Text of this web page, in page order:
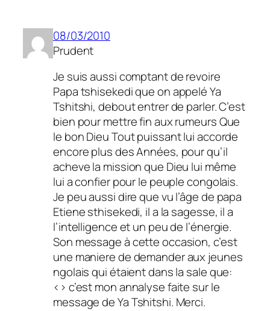
08/03/2010
Prudent
Je suis aussi comptant de revoire
Papa tshisekedi que on appelé Ya
Tshitshi, debout entrer de parler. C’est
bien pour mettre fin aux rumeurs Que
le bon Dieu Tout puissant lui accorde
encore plus des Années, pour qu’il
acheve la mission que Dieu lui même
lui a confier pour le peuple congolais.
Je peu aussi dire que vu l’âge de papa
Etiene sthisekedi, il a la sagesse, il a
l’intelligence et un peu de l’énergie.
Son message à cette occasion, c’est
une maniere de demander aux jeunes
ngolais qui étaient dans la sale que:
<> c’est mon annalyse faite sur le
message de Ya Tshitshi. Merci.